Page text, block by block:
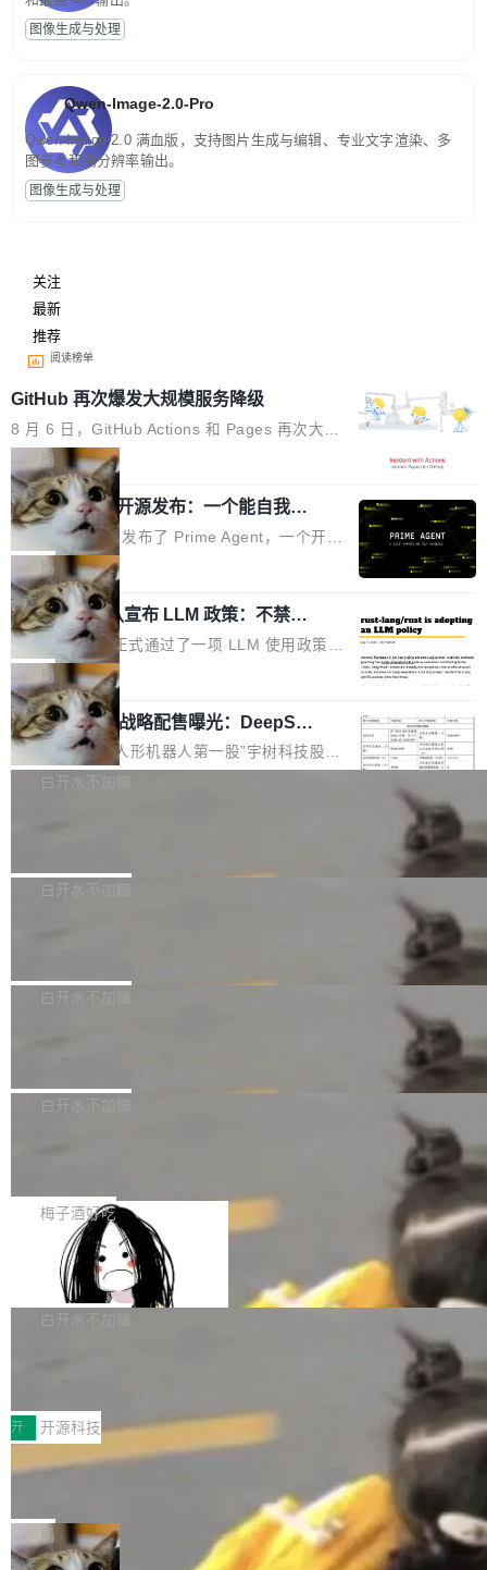
图像生成与处理
Qwen-Image-2.0-Pro
Qwen-Image-2.0 满血版，支持图片生成与编辑、专业文字渲染、多
图参考和高分辨率输出。
图像生成与处理
关注
最新
推荐
阅读榜单
GitHub 再次爆发大规模服务降级
8 月 6 日，GitHub Actions 和 Pages 再次大规
模服务降级，Actions 完全不可用超过 5 小时，
webhook 停发，连自托管 runner 也因调度层故
障无法工作。Pages、Copilot code review、C
opilot coding agent 全部受影响。从检测到完全
恢复，大约 12 小时。 这是 2026 年 8 月的第六
起事故，其中四起与 AI/Copilot 服务相关。 Git
Hub 员工 kdaigle 在 HN 讨论中贴出了一组数
据：2025 年全年 10 亿次 commit。现在，每周
2.75 亿次，全年预计 140 亿次。GitHub...
局
Prime Agent 开源发布：一个能自我改
进的编程 Agent，ARC-AGI 3 超越人类
专家基线
Prime Intellect 发布了 Prime Agent，一个开源
的编程 Agent Harness，核心设计围绕两个抽
象：Recursive Language Model（RLM）和 C
ontinual Harness。在 ARC-AGI 3 基准测试
上，Prime Agent + Opus 5 的组合达到了 95.
5% RHAE Best@1，超过了 ARC 报告的人类专
家基线 95.4%。 不是又一个 coding agent 包装
器 Prime Agent 的架构和市面上大多数 coding
agent 有本质区别。大多数 agent harness 的设
计是基于早期模型的能力—...
局
Rust 项目团队宣布 LLM 政策：不禁
止，但你要承认哪些代码不是你写的
Rust 语言项目正式通过了一项 LLM 使用政策，
覆盖 rust-lang/rust 单一仓库的代码贡献。这不
是项目级别的官方立场，目前由五个团队采纳，
但它可能是主流开源项目中关于 AI 辅助贡献最
细致的一份规则。 政策的核心只有一句话：LLM
可以用来分析、提炼、审阅、建议，但不能用来
不得生成涉及安全性的关键变更，除非作者本身
局
宇树科技 IPO 战略配售曝光：DeepSe
ek 获配 93.3 万股，锁定 36 个月
8月6日晚间，“人形机器人第一股”宇树科技股份
有限公司披露IPO发行价格及战略配售结果，杭
36个月。 公告显示，本次宇树科技战略配售对
员工参与设立的专项资产管理计划。其中，Dee
获配9...
白开水不加糖
Bug fixes and enhancements 修复多次传递同
一个回归问题，该问题导致拉取镜像时会拒绝包
题，该问题可能导致在旧版 Linux 内核...
白开水不加糖
e 孵化器项目管理委员会（IPMC）投票中获得
P）！这一里程碑不仅标志着 Fluss 迈入新的发
白开水不加糖
长期停止内容更新，未能实现其作为“AI版维基百
提交的编辑请求也长期处于待处理状态。 Groki
pedia 于去年底上线，定位为由人工智能生成内
容的百科平台，被马斯克视为传统众包百科网站
维基百科的替代方案。Lawfare 调查发现，无论
热门页面还是低关注度页面，均未出现近期更
白开水不加糖
是这样的：配 MessageSource 的 Bean、写 R
eloadableResourceBundleMessageSource、
声明 LocaleResolver、注册 LocaleChangeInt
erceptor…五六步之后才能看到第一行翻译文
本。 Solon 换了个方式。整个 i18n 模块围绕三
梅子酒好吃
Apache Doris 4.1 全面增强 Iceberg：
支持 UPDATE、MERGE INTO 与 Iceb
erg V3
Apache Doris 4.1 要补齐的，正是缺失的那一
半。在已有查询能力的基础上，Doris 进一步支
常维护操作，并完整支持 Iceberg V3 格式。
白开水不加糖
村国家自主创新示范区会议中心开幕。本届大会
由中关村智联软件服务业质量创新联盟主办，以
“智构可信·质创未来——AI原生时代的质量新范
式”为主题，直面AI从实验室走向规模化产业落地
的核心质量命题。会上，《2026智能研发生产力
工具选型手册》发布，Testin云测的Testin XAge
开 开源科技
让非法状态不可表示：一篇关于 ADT
有一种东西，一旦用过就回不去了。Alex Fedos
eev 管它叫"软件设计的基石"。 他说的东西不新
鲜——代数数据类型（ADT），尤其是和类型
局